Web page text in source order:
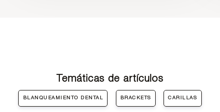
Temáticas de artículos
BLANQUEAMIENTO DENTAL BRACKETS CARILLAS